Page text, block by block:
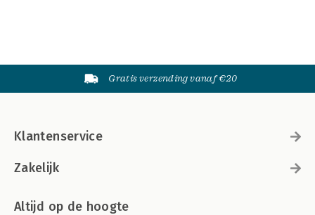
Gratis verzending vanaf €20
Klantenservice
Zakelijk
Altijd op de hoogte